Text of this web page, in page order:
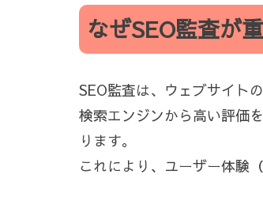
なぜSEO監査が
SEO監査は、ウェブサイト
検索エンジンから高い評価
ります。
これにより、ユーザー体験